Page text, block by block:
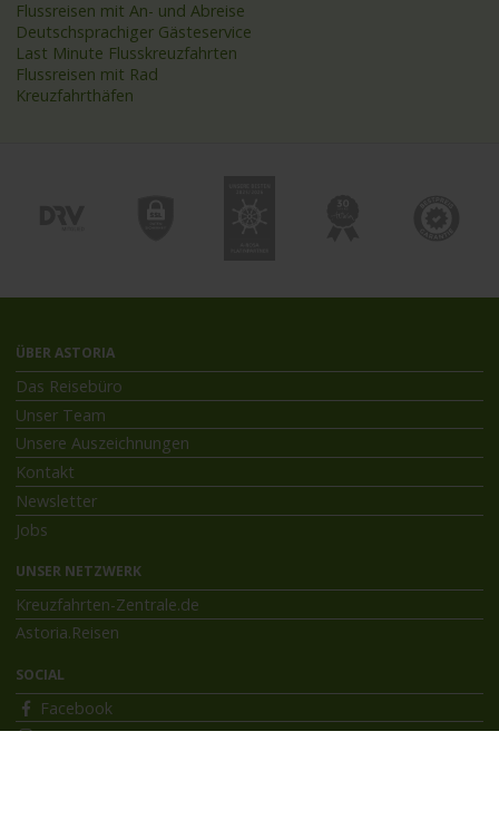
Flussreisen mit An- und Abreise
Deutschsprachiger Gästeservice
Last Minute Flusskreuzfahrten
Flussreisen mit Rad
Kreuzfahrthäfen
ÜBER ASTORIA
Das Reisebüro
Unser Team
Unsere Auszeichnungen
Kontakt
Newsletter
Jobs
UNSER NETZWERK
Kreuzfahrten-Zentrale.de
Astoria.Reisen
SOCIAL
Facebook
Instagram